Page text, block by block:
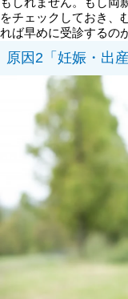
をチェックしておき、
れば早めに受診するの
原因2「妊娠・出産